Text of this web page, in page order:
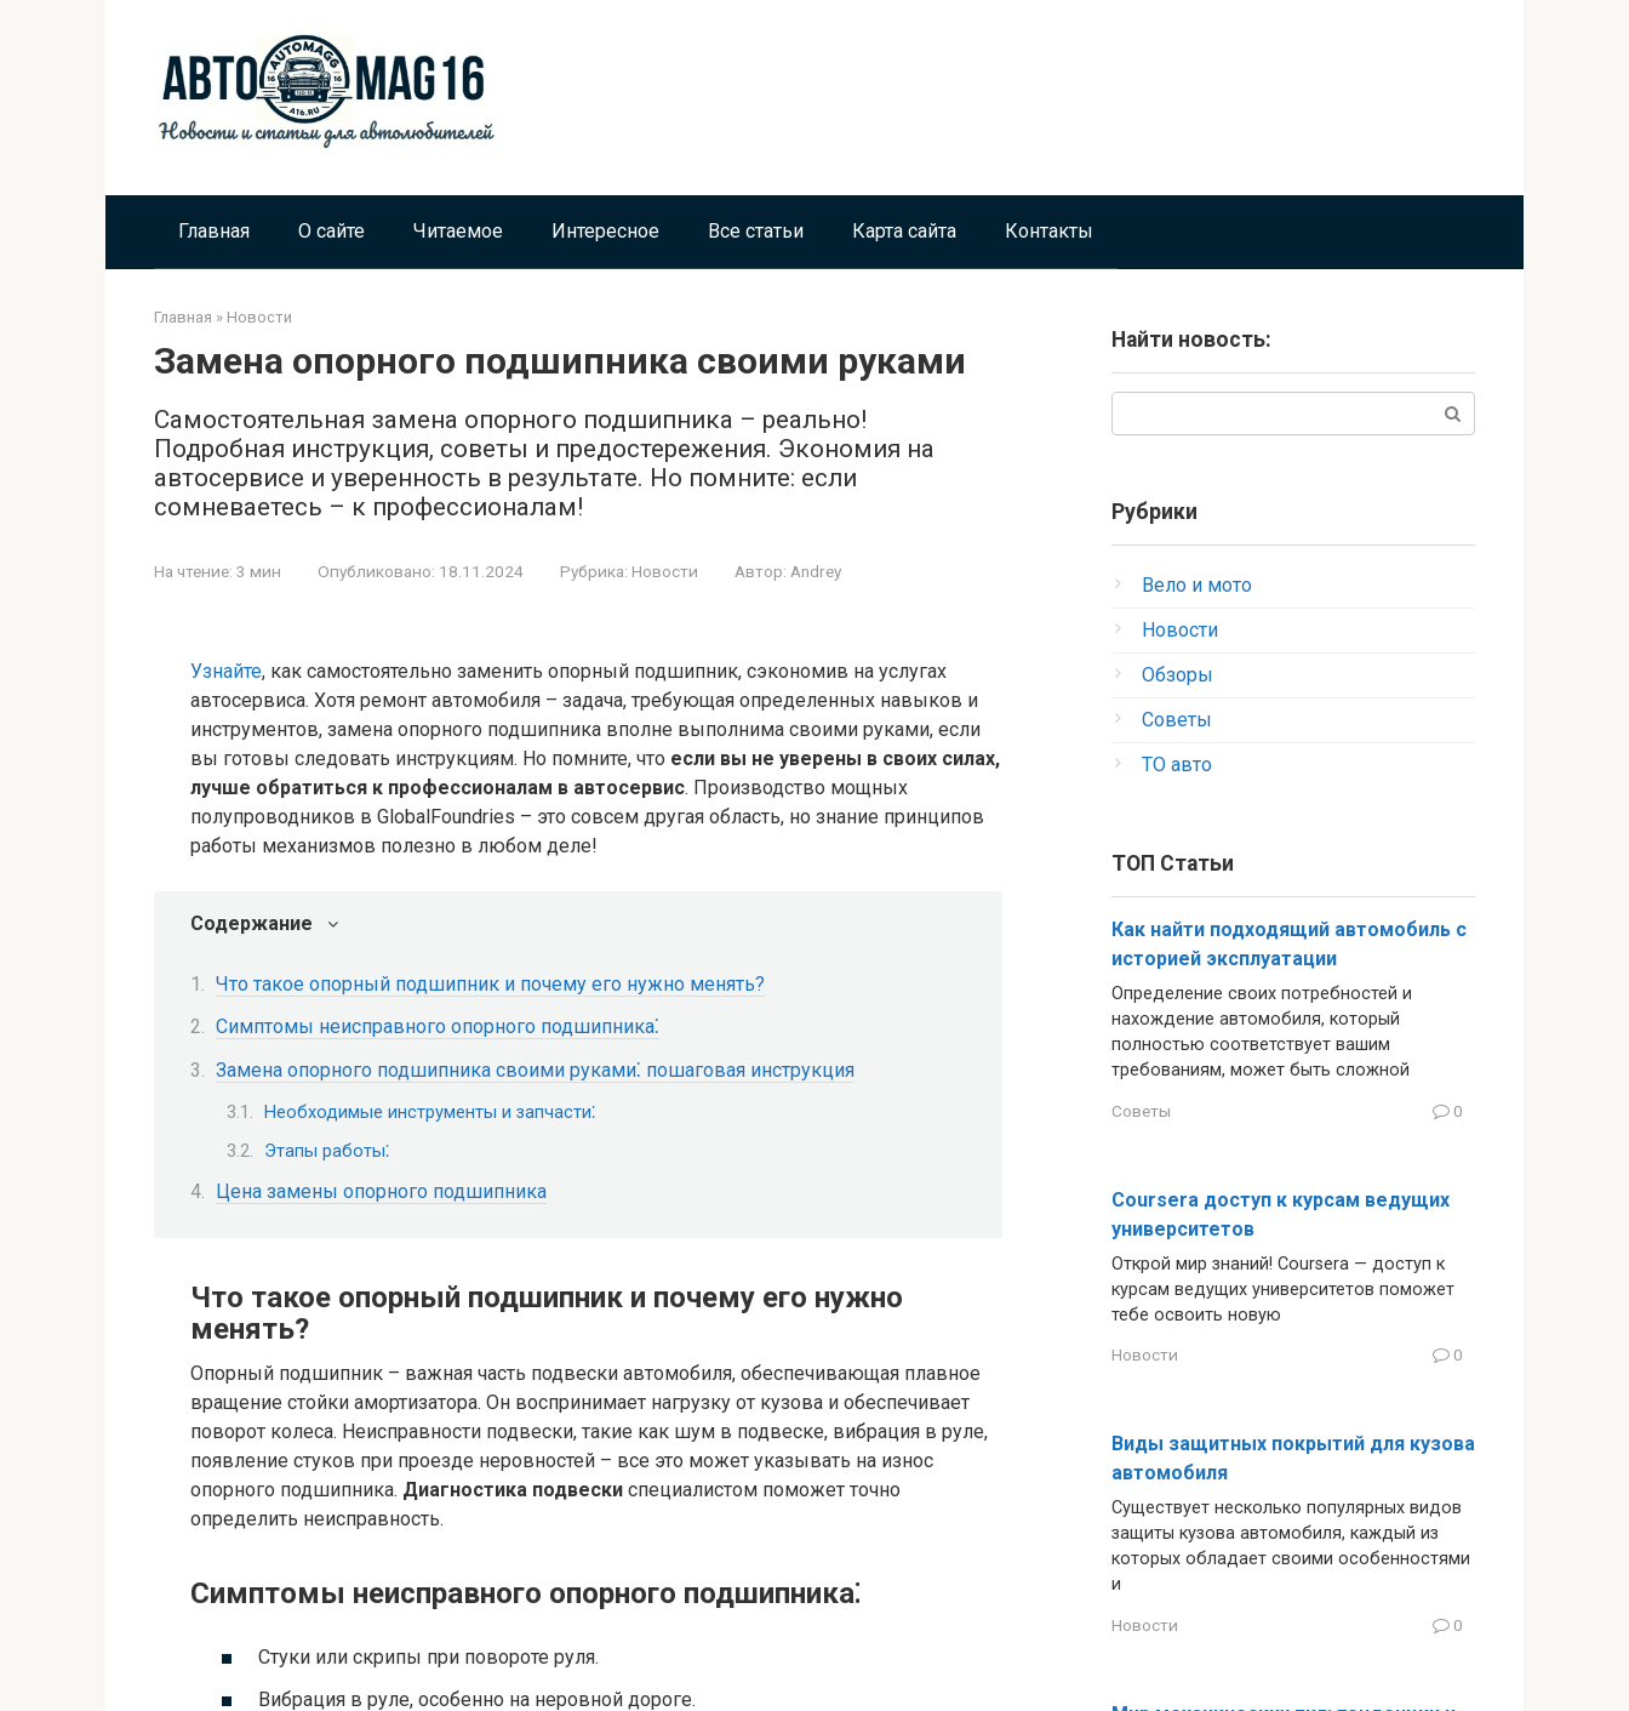
Главная О сайте Читаемое Интересное Все статьи Карта сайта Контакты
Главная » Новости
Замена опорного подшипника своими руками
Самостоятельная замена опорного подшипника – реально!
Подробная инструкция, советы и предостережения. Экономия на
автосервисе и уверенность в результате. Но помните: если
сомневаетесь – к профессионалам!
На чтение: 3 мин Опубликовано: 18.11.2024 Рубрика: Новости Автор: Andrey
Узнайте, как самостоятельно заменить опорный подшипник, сэкономив на услугах
автосервиса. Хотя ремонт автомобиля – задача, требующая определенных навыков и
инструментов, замена опорного подшипника вполне выполнима своими руками, если
вы готовы следовать инструкциям. Но помните, что если вы не уверены в своих силах,
лучше обратиться к профессионалам в автосервис. Производство мощных
полупроводников в GlobalFoundries – это совсем другая область, но знание принципов
работы механизмов полезно в любом деле!
Содержание
Что такое опорный подшипник и почему его нужно менять?
Симптомы неисправного опорного подшипника⁚
Замена опорного подшипника своими руками⁚ пошаговая инструкция
Необходимые инструменты и запчасти⁚
Этапы работы⁚
Цена замены опорного подшипника
Что такое опорный подшипник и почему его нужно
менять?
Опорный подшипник – важная часть подвески автомобиля, обеспечивающая плавное
вращение стойки амортизатора. Он воспринимает нагрузку от кузова и обеспечивает
поворот колеса. Неисправности подвески, такие как шум в подвеске, вибрация в руле,
появление стуков при проезде неровностей – все это может указывать на износ
опорного подшипника. Диагностика подвески специалистом поможет точно
определить неисправность.
Симптомы неисправного опорного подшипника⁚
Стуки или скрипы при повороте руля.
Вибрация в руле, особенно на неровной дороге.
Найти новость:
Рубрики
Вело и мото
Новости
Обзоры
Советы
ТО авто
ТОП Статьи
Как найти подходящий автомобиль с
историей эксплуатации
Определение своих потребностей и
нахождение автомобиля, который
полностью соответствует вашим
требованиям, может быть сложной
Советы 0
Coursera доступ к курсам ведущих
университетов
Открой мир знаний! Coursera — доступ к
курсам ведущих университетов поможет
тебе освоить новую
Новости 0
Виды защитных покрытий для кузова
автомобиля
Существует несколько популярных видов
защиты кузова автомобиля, каждый из
которых обладает своими особенностями
и
Новости 0